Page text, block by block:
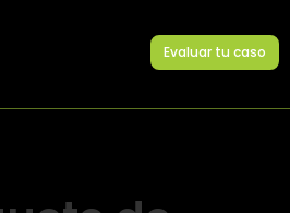
Evaluar tu caso